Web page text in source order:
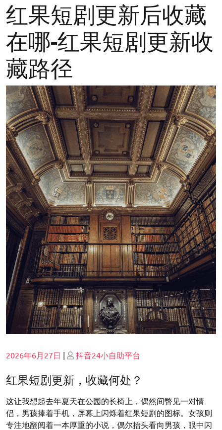
红果短剧更新后收藏
在哪-红果短剧更新收
藏路径
Posted
2026年6月27日 | Posted
抖音24小自助平台
红果短剧更新，收藏何处？
这让我想起去年夏天在公园的长椅上，偶然间瞥见一对情
侣，男孩捧着手机，屏幕上闪烁着红果短剧的图标。女孩则
专注地翻阅着一本厚重的小说，偶尔抬头看向男孩，眼中闪